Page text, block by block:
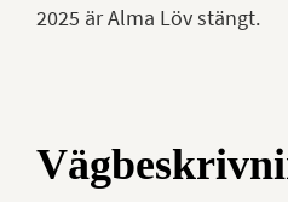
2025 är Alma Löv stängt.